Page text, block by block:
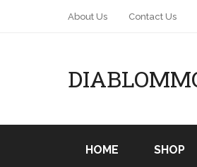
About Us Contact Us
HOME SHOP